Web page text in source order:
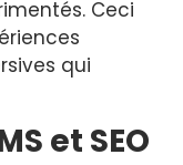
Ceci
qui
et SEO